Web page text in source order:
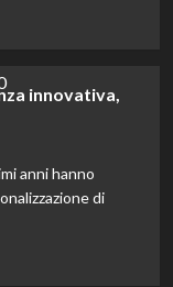
innovativa,
anni hanno
di